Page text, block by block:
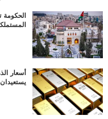
الحكومة
أسعار